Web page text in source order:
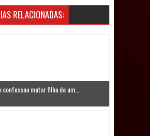
evento de saúde pública do planeta
com foco na qualificação dos
Ribeiro e prática repudiável revolta
RELACIONADAS:
confessou matar filha de um...